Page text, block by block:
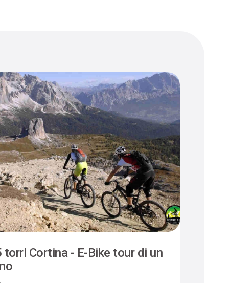
torri Cortina - E-Bike tour di un